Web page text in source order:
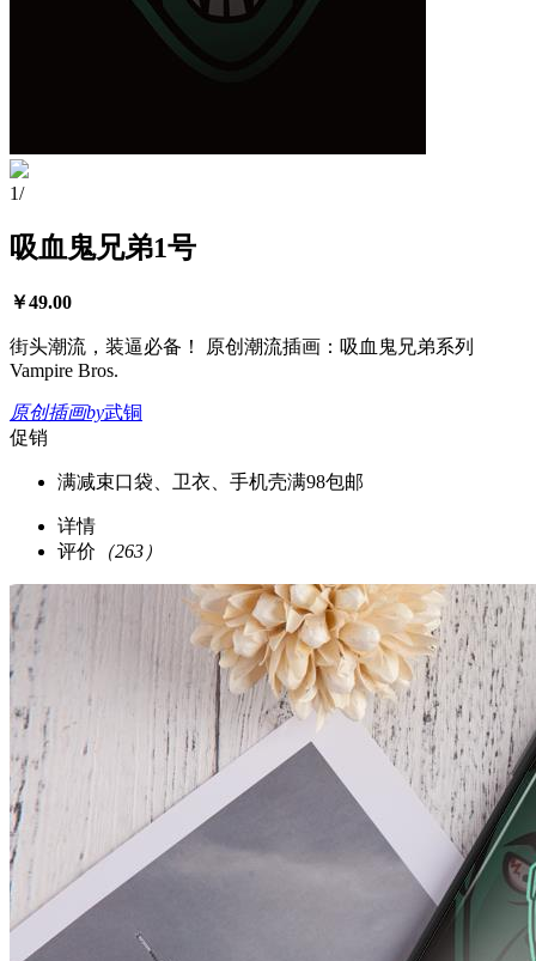
1/
吸血鬼兄弟1号
￥49.00
街头潮流，装逼必备！ 原创潮流插画：吸血鬼兄弟系列
Vampire Bros.
原创插画by武铜
促销
满减束口袋、卫衣、手机壳满98包邮
详情
评价 （263）